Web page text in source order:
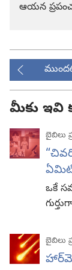
ఆయన
మీకు ఇవి
బైబిలు
ఒకే
బైబిలు